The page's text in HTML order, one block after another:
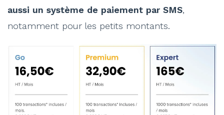
aussi un système de paiement par SMS,
notamment pour les petits montants.